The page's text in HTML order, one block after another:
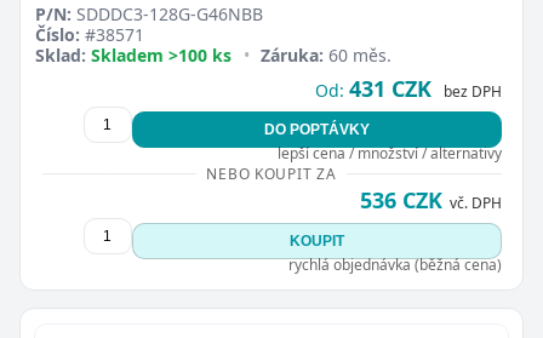
P/N: SDDDC3-128G-G46NBB
Číslo: #38571
Sklad: Skladem >100 ks • Záruka: 60 měs.
Od: 431 CZK bez DPH
DO POPTÁVKY
lepší cena / množství / alternativy
NEBO KOUPIT ZA
536 CZK vč. DPH
KOUPIT
rychlá objednávka (běžná cena)